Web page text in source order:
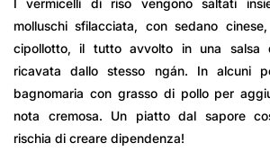
I vermicelli di riso vengono saltati
molluschi sfilacciata, con sedano
cipollotto, il tutto avvolto in una salsa
ricavata dallo stesso ngán. In alcuni
bagnomaria con grasso di pollo per
nota cremosa. Un piatto dal sapore
rischia di creare dipendenza!